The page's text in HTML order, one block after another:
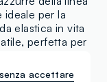
per la
elastica in vita
perfetta per
del tessuto
diaccettare